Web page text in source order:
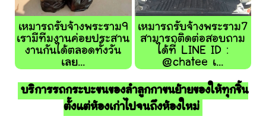
เหมารถรับจ้างพระราม9
เรามีทีมงานค่อยประสาน
งานกันได้ตลอดทั้งวัน
เลย...
เหมารถรับจ้างพระราม7
สามารถติดต่อสอบถาม
ได้ที่ LINE ID :
@chatee เ...
บริการรถกระบะขนของลำลูกกาขนย้ายของให้ทุกชิ้น
ตั้งแต่ห้องเก่าไปจนถึงห้องใหม่